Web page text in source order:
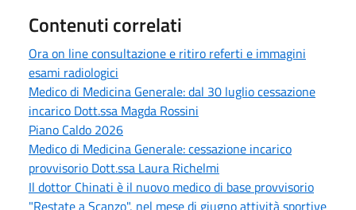
Contenuti correlati
Ora on line consultazione e ritiro referti e immagini
esami radiologici
Medico di Medicina Generale: dal 30 luglio cessazione
incarico Dott.ssa Magda Rossini
Piano Caldo 2026
Medico di Medicina Generale: cessazione incarico
provvisorio Dott.ssa Laura Richelmi
Il dottor Chinati è il nuovo medico di base provvisorio
"Restate a Scanzo", nel mese di giugno attività sportive